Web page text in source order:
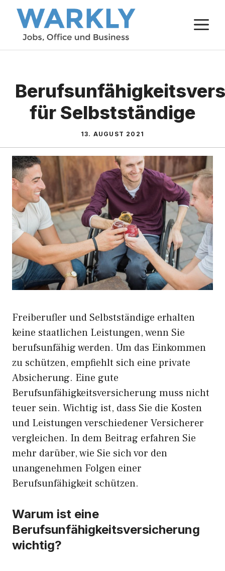
Zum
Inhalt
springen
für Selbstständige
13. AUGUST 2021
Freiberufler und Selbstständige erhalten
keine staatlichen Leistungen, wenn Sie
berufsunfähig werden. Um das Einkommen
zu schützen, empfiehlt sich eine private
Absicherung. Eine gute
Berufsunfähigkeitsversicherung muss nicht
teuer sein. Wichtig ist, dass Sie die Kosten
und Leistungen verschiedener Versicherer
vergleichen. In dem Beitrag erfahren Sie
mehr darüber, wie Sie sich vor den
unangenehmen Folgen einer
Berufsunfähigkeit schützen.
Warum ist eine
Berufsunfähigkeitsversicherung
wichtig?